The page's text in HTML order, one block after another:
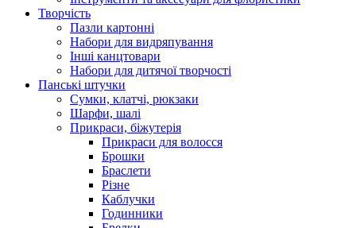
Творчість
Пазли картонні
Набори для видряпування
Інші канцтовари
Набори для дитячої творчості
Панські штучки
Сумки, клатчі, рюкзаки
Шарфи, шалі
Прикраси, біжутерія
Прикраси для волосся
Брошки
Браслети
Різне
Каблучки
Годинники